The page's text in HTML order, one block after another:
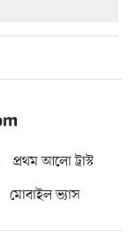
প্রথম আলো ট্রাস্ট
মোবাইল ভ্যাস